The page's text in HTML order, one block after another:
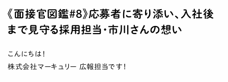
《面接官図鑑#8》応募者に寄り添い、入社後
まで見守る採用担当・市川さんの想い
こんにちは！
株式会社マーキュリー 広報担当です！